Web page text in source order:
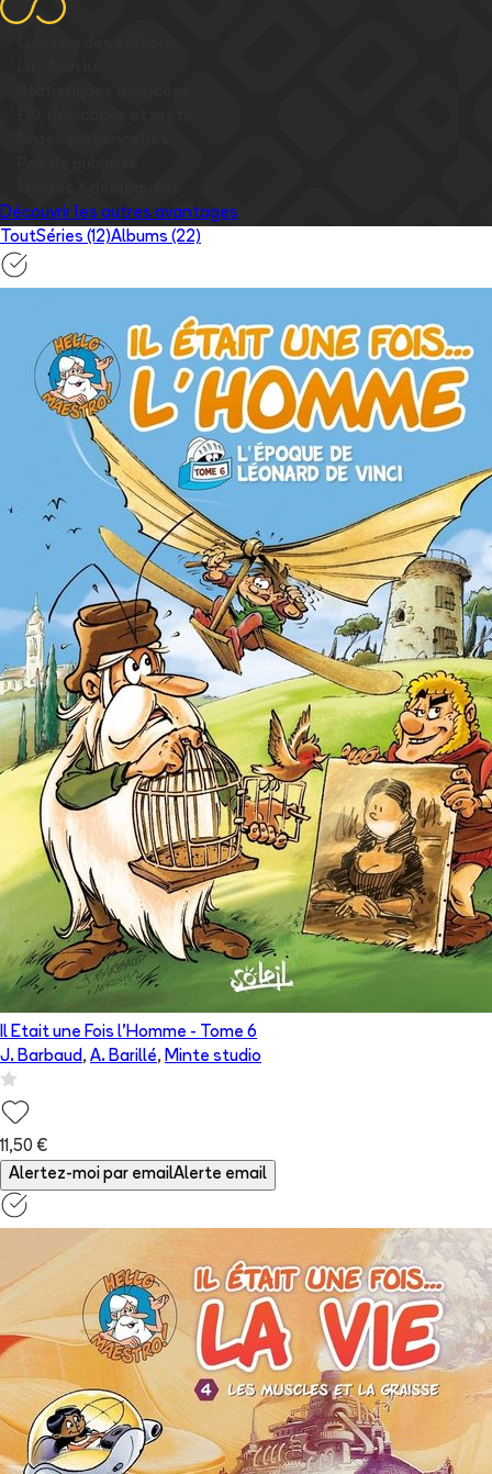
Découvrir les autres avantages
ToutSéries (12)Albums (22)
Il Etait une Fois l'Homme - Tome 6
J. Barbaud, A. Barillé, Minte studio
11,50 €
Alertez-moi par emailAlerte email